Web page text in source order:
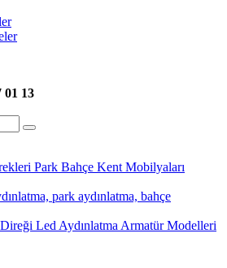
01 13
Park Bahçe Kent Mobilyaları
park aydınlatma, bahçe
Led Aydınlatma Armatür Modelleri